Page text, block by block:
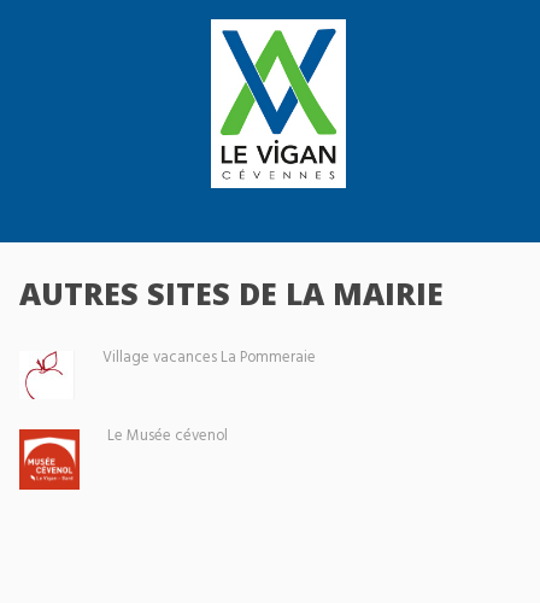
AUTRES SITES DE LA MAIRIE
Village vacances La Pommeraie
Le Musée cévenol